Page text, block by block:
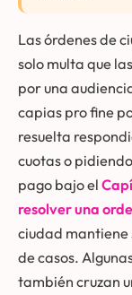
Las órdenes de
solo multa que
por una
capias pro fine
resuelta
cuotas o
pago bajo el
resolver una
ciudad mantiene
de casos.
también cruzan